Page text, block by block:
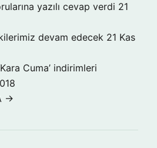
yazılı cevap verdi 21
devam edecek 21 Kas
Cuma’ indirimleri
→